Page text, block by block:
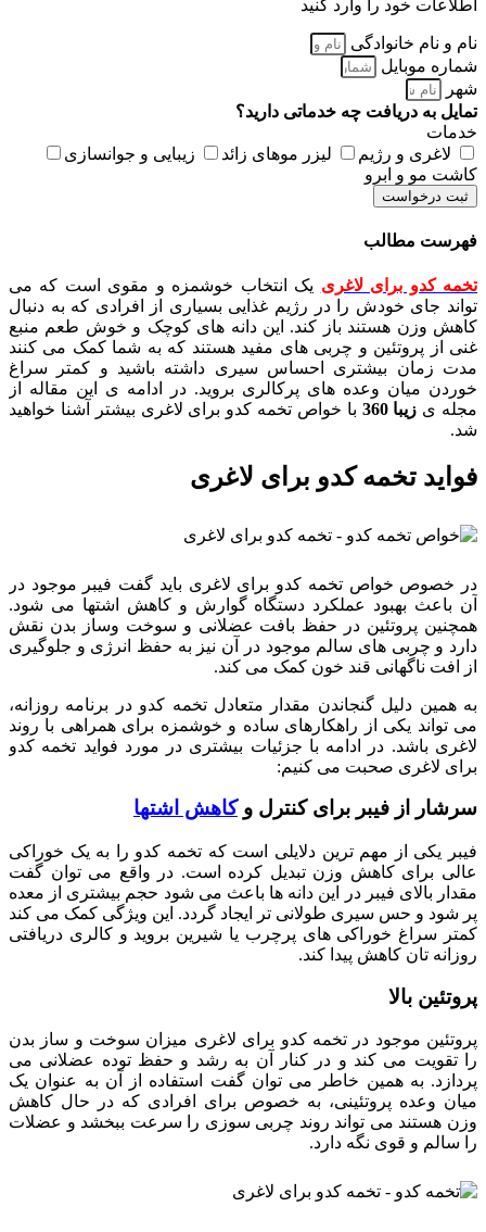
اطلاعات خود را وارد کنید
نام و نام خانوادگی
شماره موبایل
شهر
تمایل به دریافت چه خدماتی دارید؟
خدمات
لاغری و رژیم
لیزر موهای زائد
زیبایی و جوانسازی
کاشت مو و ابرو
ثبت درخواست
فهرست مطالب
تخمه کدو برای لاغری یک انتخاب خوشمزه و مقوی است که می
تواند جای خودش را در رژیم غذایی بسیاری از افرادی که به دنبال
کاهش وزن هستند باز کند. این دانه های کوچک و خوش طعم منبع
غنی از پروتئین و چربی های مفید هستند که به شما کمک می کنند
مدت زمان بیشتری احساس سیری داشته باشید و کمتر سراغ
خوردن میان وعده های پرکالری بروید. در ادامه ی این مقاله از
مجله ی زیبا 360
با خواص تخمه کدو برای لاغری بیشتر آشنا خواهید
شد.
فواید تخمه کدو برای لاغری
در خصوص خواص تخمه کدو برای لاغری باید گفت فیبر موجود در
آن باعث بهبود عملکرد دستگاه گوارش و کاهش اشتها می شود.
همچنین پروتئین در حفظ بافت عضلانی و سوخت وساز بدن نقش
دارد و چربی های سالم موجود در آن نیز به حفظ انرژی و جلوگیری
از افت ناگهانی قند خون کمک می کند.
به همین دلیل گنجاندن مقدار متعادل تخمه کدو در برنامه روزانه،
می تواند یکی از راهکارهای ساده و خوشمزه برای همراهی با روند
لاغری باشد. در ادامه با جزئیات بیشتری در مورد فواید تخمه کدو
برای لاغری صحبت می کنیم:
سرشار از فیبر برای کنترل وکاهش اشتها
فیبر یکی از مهم ترین دلایلی است که تخمه کدو را به یک خوراکی
عالی برای کاهش وزن تبدیل کرده است. در واقع می توان گفت
مقدار بالای فیبر در این دانه ها باعث می شود حجم بیشتری از معده
پر شود و حس سیری طولانی تر ایجاد گردد. این ویژگی کمک می کند
کمتر سراغ خوراکی های پرچرب یا شیرین بروید و کالری دریافتی
روزانه تان کاهش پیدا کند.
پروتئین بالا
پروتئین موجود در تخمه کدو برای لاغری میزان سوخت و ساز بدن
را تقویت می کند و در کنار آن به رشد و حفظ توده عضلانی می
پردازد. به همین خاطر می توان گفت استفاده از آن به عنوان یک
میان وعده پروتئینی، به خصوص برای افرادی که در حال کاهش
وزن هستند می تواند روند چربی سوزی را سرعت ببخشد و عضلات
را سالم و قوی نگه دارد.